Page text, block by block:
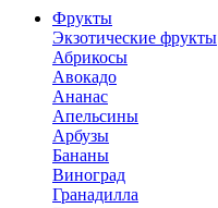
Фрукты
Экзотические фрукты
Абрикосы
Авокадо
Ананас
Апельсины
Арбузы
Бананы
Виноград
Гранадилла